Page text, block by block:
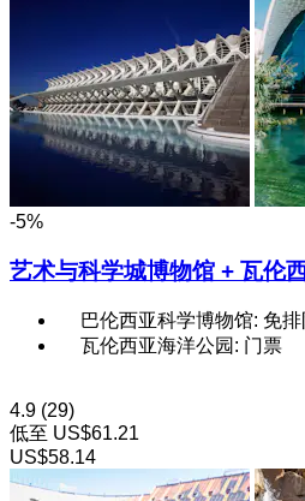
-5%
艺术与科学城博物馆 + 瓦伦
巴伦西亚科学博物馆: 免
瓦伦西亚海洋公园: 门票
4.9 (29)
低至 US$61.21
US$58.14